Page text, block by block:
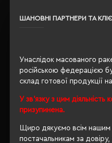
ШАНОВНІ ПАРТНЕРИ ТА
Унаслідок масованого
російською федерацією
склад готової продукції
У зв'язку з цим діяльність
призупинена.
Щиро дякуємо всім нашим
постачальникам за довіру,
Ні
Сертифікація
content
Кількість
сторінок
0